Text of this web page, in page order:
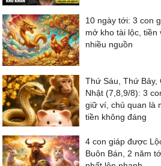
10 ngày tới: 3 con
mở kho tài lộc, tiền
nhiều nguồn
Thứ Sáu, Thứ Bảy,
Nhật (7,8,9/8): 3
giữ ví, chủ quan là
tiền không đáng
4 con giáp được
Buôn Bán, 2 năm